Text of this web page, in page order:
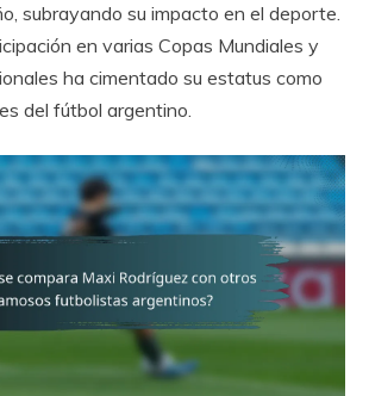
subrayando su impacto en el deporte.
en varias Copas Mundiales y
ha cimentado su estatus como
del fútbol argentino.